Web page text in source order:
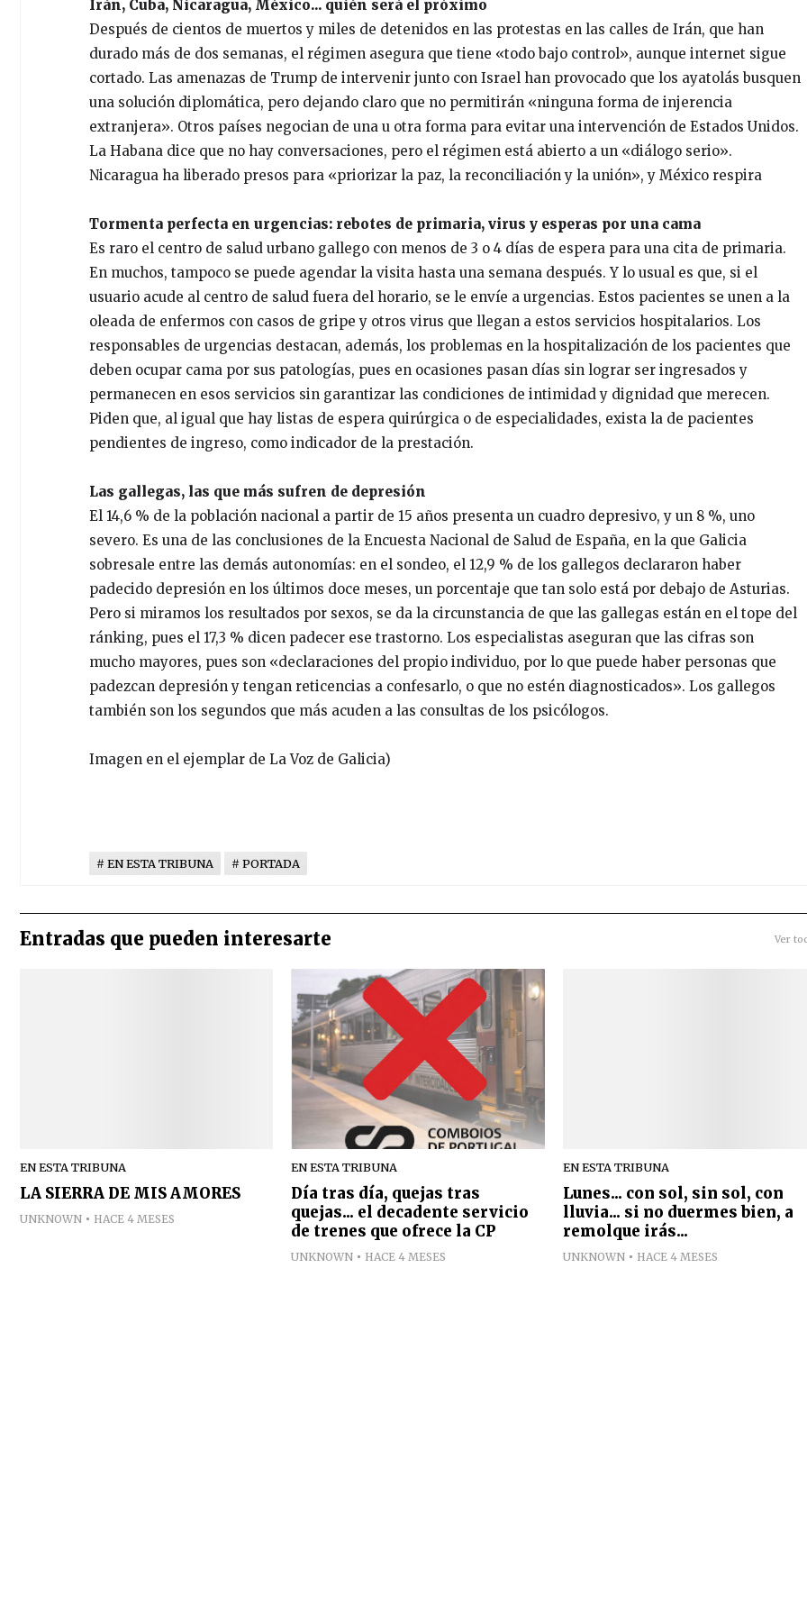
Irán, Cuba, Nicaragua, México... quién será el próximo
Después de cientos de muertos y miles de detenidos en las protestas en las calles de Irán, que han
durado más de dos semanas, el régimen asegura que tiene «todo bajo control», aunque internet sigue
cortado. Las amenazas de Trump de intervenir junto con Israel han provocado que los ayatolás busquen
una solución diplomática, pero dejando claro que no permitirán «ninguna forma de injerencia
extranjera». Otros países negocian de una u otra forma para evitar una intervención de Estados Unidos.
La Habana dice que no hay conversaciones, pero el régimen está abierto a un «diálogo serio».
Nicaragua ha liberado presos para «priorizar la paz, la reconciliación y la unión», y México respira
Tormenta perfecta en urgencias: rebotes de primaria, virus y esperas por una cama
Es raro el centro de salud urbano gallego con menos de 3 o 4 días de espera para una cita de primaria.
En muchos, tampoco se puede agendar la visita hasta una semana después. Y lo usual es que, si el
usuario acude al centro de salud fuera del horario, se le envíe a urgencias. Estos pacientes se unen a la
oleada de enfermos con casos de gripe y otros virus que llegan a estos servicios hospitalarios. Los
responsables de urgencias destacan, además, los problemas en la hospitalización de los pacientes que
deben ocupar cama por sus patologías, pues en ocasiones pasan días sin lograr ser ingresados y
permanecen en esos servicios sin garantizar las condiciones de intimidad y dignidad que merecen.
Piden que, al igual que hay listas de espera quirúrgica o de especialidades, exista la de pacientes
pendientes de ingreso, como indicador de la prestación.
Las gallegas, las que más sufren de depresión
El 14,6 % de la población nacional a partir de 15 años presenta un cuadro depresivo, y un 8 %, uno
severo. Es una de las conclusiones de la Encuesta Nacional de Salud de España, en la que Galicia
sobresale entre las demás autonomías: en el sondeo, el 12,9 % de los gallegos declararon haber
padecido depresión en los últimos doce meses, un porcentaje que tan solo está por debajo de Asturias.
Pero si miramos los resultados por sexos, se da la circunstancia de que las gallegas están en el tope del
ránking, pues el 17,3 % dicen padecer ese trastorno. Los especialistas aseguran que las cifras son
mucho mayores, pues son «declaraciones del propio individuo, por lo que puede haber personas que
padezcan depresión y tengan reticencias a confesarlo, o que no estén diagnosticados». Los gallegos
también son los segundos que más acuden a las consultas de los psicólogos.
Imagen en el ejemplar de La Voz de Galicia)
EN ESTA TRIBUNA PORTADA
Entradas que pueden interesarte Ver
EN ESTA TRIBUNA
LA SIERRA DE MIS AMORES
UNKNOWN HACE 4 MESES
EN ESTA TRIBUNA
Día tras día, quejas tras
quejas... el decadente servicio
de trenes que ofrece la CP
UNKNOWN HACE 4 MESES
EN ESTA TRIBUNA
Lunes... con sol, sin sol, con
lluvia... si no duermes bien, a
remolque irás...
UNKNOWN HACE 4 MESES